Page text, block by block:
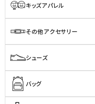
キッズアパレル
その他アクセサリー
シューズ
バッグ